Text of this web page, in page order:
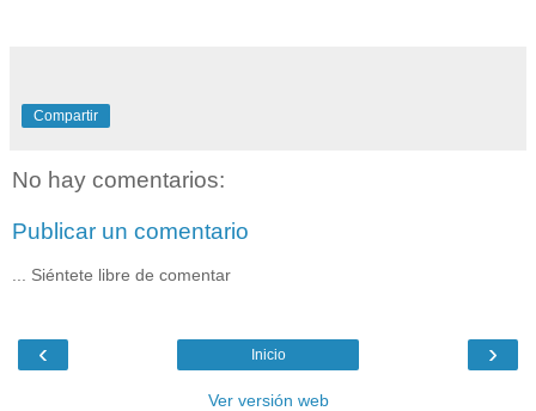
Compartir
No hay comentarios:
Publicar un comentario
... Siéntete libre de comentar
‹ ›
Inicio
Ver versión web